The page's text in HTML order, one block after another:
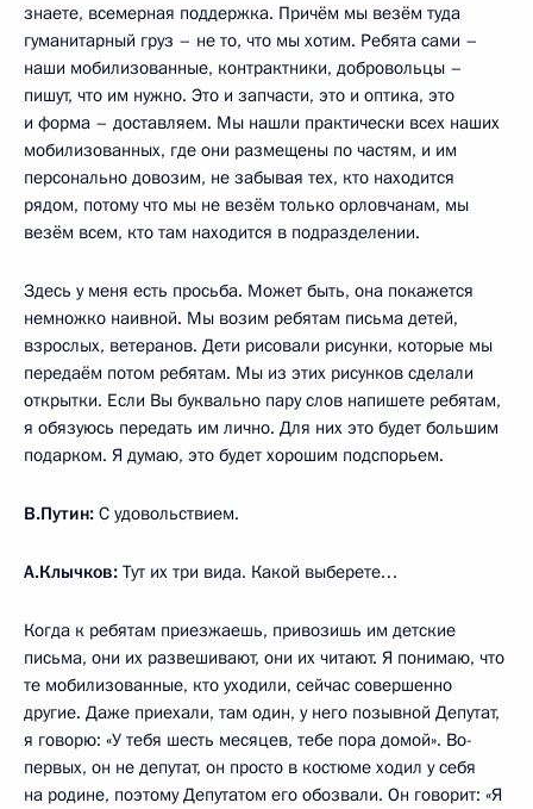
знаете, всемерная поддержка. Причём мы везём туда
гуманитарный груз – не то, что мы хотим. Ребята сами –
наши мобилизованные, контрактники, добровольцы –
пишут, что им нужно. Это и запчасти, это и оптика, это
и форма – доставляем. Мы нашли практически всех наших
мобилизованных, где они размещены по частям, и им
персонально довозим, не забывая тех, кто находится
рядом, потому что мы не везём только орловчанам, мы
везём всем, кто там находится в подразделении.
Здесь у меня есть просьба. Может быть, она покажется
немножко наивной. Мы возим ребятам письма детей,
взрослых, ветеранов. Дети рисовали рисунки, которые мы
передаём потом ребятам. Мы из этих рисунков сделали
открытки. Если Вы буквально пару слов напишете ребятам,
я обязуюсь передать им лично. Для них это будет большим
подарком. Я думаю, это будет хорошим подспорьем.
В.Путин: С удовольствием.
А.Клычков: Тут их три вида. Какой выберете…
Когда к ребятам приезжаешь, привозишь им детские
письма, они их развешивают, они их читают. Я понимаю, что
те мобилизованные, кто уходили, сейчас совершенно
другие. Даже приехали, там один, у него позывной Депутат,
я говорю: «У тебя шесть месяцев, тебе пора домой». Во-
первых, он не депутат, он просто в костюме ходил у себя
на родине, поэтому Депутатом его обозвали. Он говорит: «Я